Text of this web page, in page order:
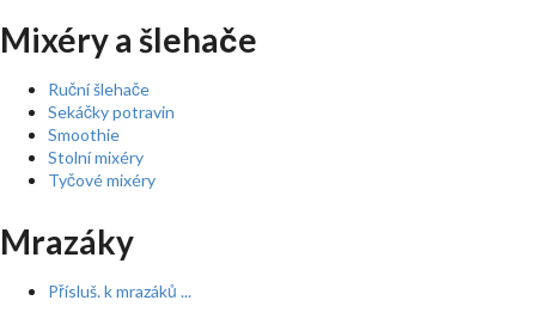
Mixéry a šlehače
Ruční šlehače
Sekáčky potravin
Smoothie
Stolní mixéry
Tyčové mixéry
Mrazáky
Přísluš. k mrazáků ...